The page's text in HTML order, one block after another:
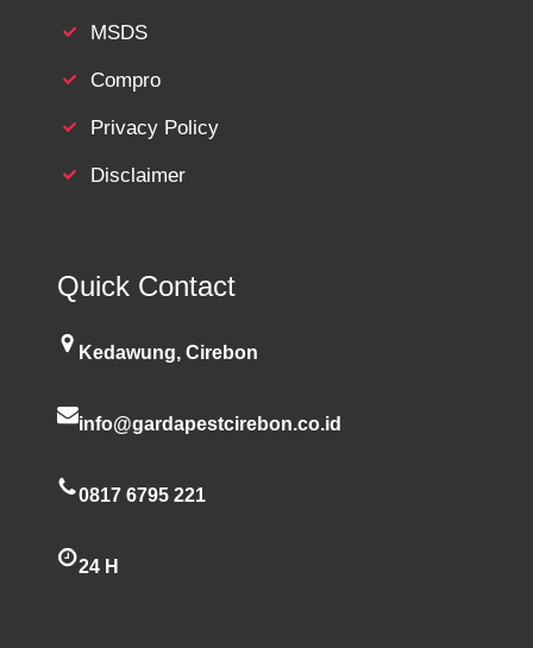
MSDS
Compro
Privacy Policy
Disclaimer
Quick Contact
Kedawung, Cirebon
info@gardapestcirebon.co.id
0817 6795 221
24 H